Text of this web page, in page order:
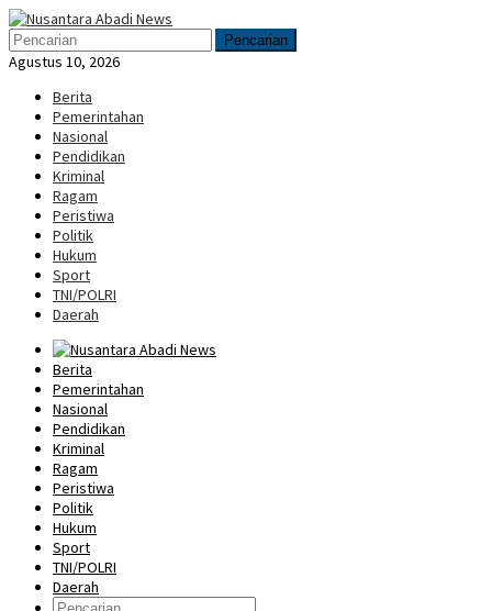
Loncat
ke
konten
Menu
Mobile
Pencarian
Agustus 10, 2026
Berita
Pemerintahan
Nasional
Pendidikan
Kriminal
Ragam
Peristiwa
Politik
Hukum
Sport
TNI/POLRI
Daerah
Berita
Pemerintahan
Nasional
Pendidikan
Kriminal
Ragam
Peristiwa
Politik
Hukum
Sport
TNI/POLRI
Daerah